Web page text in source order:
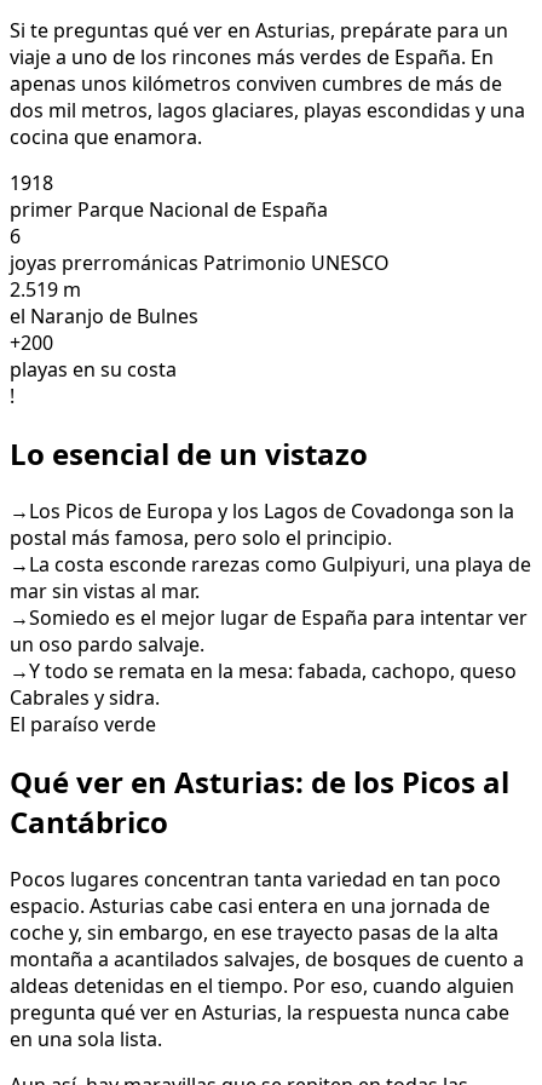
Si te preguntas qué ver en Asturias, prepárate para un
viaje a uno de los rincones más verdes de España. En
apenas unos kilómetros conviven cumbres de más de
dos mil metros, lagos glaciares, playas escondidas y una
cocina que enamora.
1918
primer Parque Nacional de España
6
joyas prerrománicas Patrimonio UNESCO
2.519 m
el Naranjo de Bulnes
+200
playas en su costa
!
Lo esencial de un vistazo
→Los Picos de Europa y los Lagos de Covadonga son la
postal más famosa, pero solo el principio.
→La costa esconde rarezas como Gulpiyuri, una playa de
mar sin vistas al mar.
→Somiedo es el mejor lugar de España para intentar ver
un oso pardo salvaje.
→Y todo se remata en la mesa: fabada, cachopo, queso
Cabrales y sidra.
El paraíso verde
Qué ver en Asturias: de los Picos al
Cantábrico
Pocos lugares concentran tanta variedad en tan poco
espacio. Asturias cabe casi entera en una jornada de
coche y, sin embargo, en ese trayecto pasas de la alta
montaña a acantilados salvajes, de bosques de cuento a
aldeas detenidas en el tiempo. Por eso, cuando alguien
pregunta qué ver en Asturias, la respuesta nunca cabe
en una sola lista.